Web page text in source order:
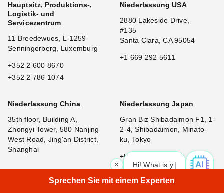
Hi! What is your request? 👀|
Hauptsitz, Produktions-,
Logistik- und
Servicezentrum
11 Breedewues, L-1259
Senningerberg, Luxemburg
+352 2 600 8670
+352 2 786 1074
Niederlassung USA
2880 Lakeside Drive,
#135
Santa Clara, CA 95054
+1 669 292 5611
Niederlassung China
35th floor, Building A,
Zhongyi Tower, 580 Nanjing
West Road, Jing'an District,
Shanghai
Niederlassung Japan
Gran Biz Shibadaimon F1, 1-
2-4, Shibadaimon, Minato-
ku, Tokyo
+81 080 1680 0727
Niederlassung Montenegro
Sprechen Sie mit einem Experten